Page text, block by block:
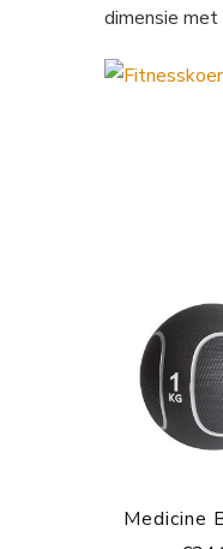
dimensie
Medicine